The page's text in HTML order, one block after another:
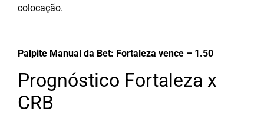
colocação.
Palpite Manual da Bet: Fortaleza vence – 1.50
Prognóstico Fortaleza x
CRB